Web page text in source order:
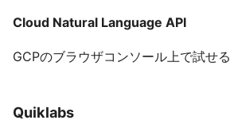
Cloud Natural Language API
GCPのブラウザコンソール上で試せる
Quiklabs